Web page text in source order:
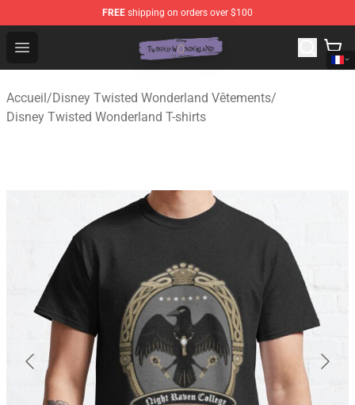
FREE shipping on orders over $100
Open menu
Twisted Wonderland Store - Official Twisted
Accueil/Disney Twisted Wonderland Vêtements/
Disney Twisted Wonderland T-shirts